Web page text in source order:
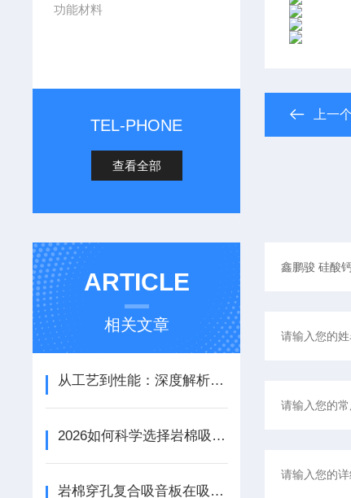
功能材料
TEL-PHONE
查看全部
ARTICLE
相关文章
从工艺到性能：深度解析铝天花吸音板的结构优势与应用场景
2026如何科学选择岩棉吸音板：性能参数、安装工艺与场景适配
岩棉穿孔复合吸音板在吸音性能和装饰效果方面都具备出色的表现
上一